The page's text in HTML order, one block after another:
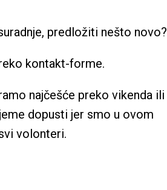
predložiti nešto novo?
kontakt-forme.
najčešće preko vikenda ili
dopusti jer smo u ovom
volonteri.